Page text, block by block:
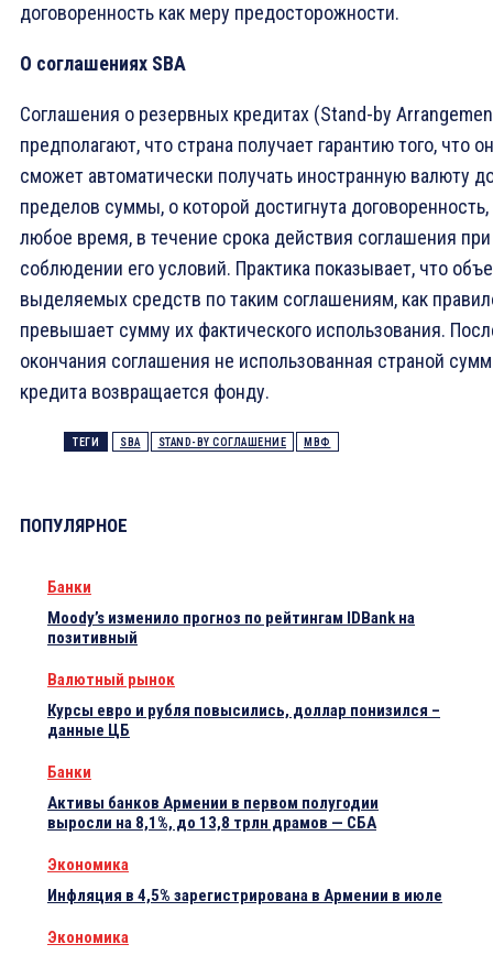
договоренность как меру предосторожности.
О соглашениях SBA
Соглашения о резервных кредитах (Stand-by
предполагают, что страна получает гарантию того, что
сможет автоматически получать иностранную валюту
пределов суммы, о которой достигнута договоренность,
любое время, в течение срока действия соглашения при
соблюдении его условий. Практика показывает, что
выделяемых средств по таким соглашениям, как
превышает сумму их фактического использования.
окончания соглашения не использованная страной
кредита возвращается фонду.
ТЕГИ SBA STAND-BY СОГЛАШЕНИЕ МВФ
ПОПУЛЯРНОЕ
Банки
Moody’s изменило прогноз по рейтингам IDBank на
позитивный
Валютный рынок
Курсы евро и рубля повысились, доллар понизился –
данные ЦБ
Банки
Активы банков Армении в первом полугодии
выросли на 8,1%, до 13,8 трлн драмов — СБА
Экономика
Инфляция в 4,5% зарегистрирована в Армении в июле
Экономика